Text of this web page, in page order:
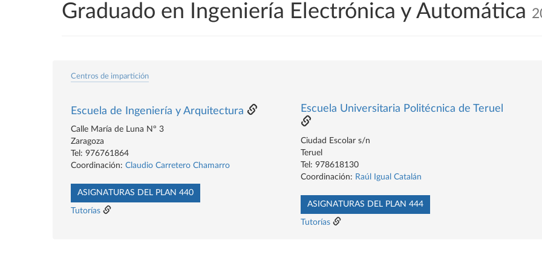
Graduado en Ingeniería Electrónica y Automática
Centros de impartición
Escuela de Ingeniería y Arquitectura
Calle María de Luna Nº 3
Zaragoza
Tel: 976761864
Coordinación: Claudio Carretero Chamarro
ASIGNATURAS DEL PLAN 440
Tutorías
Escuela Universitaria Politécnica de Teruel
Ciudad Escolar s/n
Teruel
Tel: 978618130
Coordinación: Raúl Igual Catalán
ASIGNATURAS DEL PLAN 444
Tutorías